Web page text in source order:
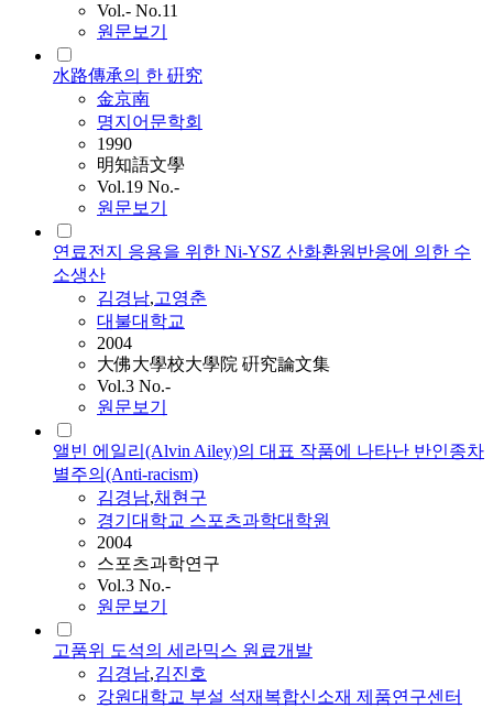
Vol.- No.11
원문보기
水路傳承의 한 硏究
金京南
명지어문학회
1990
明知語文學
Vol.19 No.-
원문보기
연료전지 응용을 위한 Ni-YSZ 산화환원반응에 의한 수
소생산
김경남,고영춘
대불대학교
2004
大佛大學校大學院 硏究論文集
Vol.3 No.-
원문보기
앨빈 에일리(Alvin Ailey)의 대표 작품에 나타난 반인종차
별주의(Anti-racism)
김경남,채현구
경기대학교 스포츠과학대학원
2004
스포츠과학연구
Vol.3 No.-
원문보기
고품위 도석의 세라믹스 원료개발
김경남,김진호
강원대학교 부설 석재복합신소재 제품연구센터